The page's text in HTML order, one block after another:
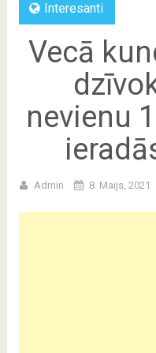
Interesanti
Vecā
nevienu
Admin 8. Maijs, 2021